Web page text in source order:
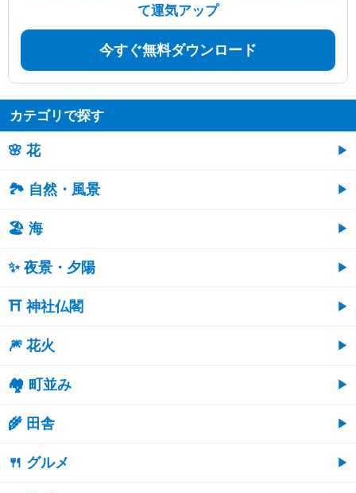
て運気アップ
今すぐ無料ダウンロード
カテゴリで探す
🌸 花
🏞️ 自然・風景
🏖 海
✨ 夜景・夕陽
⛩ 神社仏閣
🎆 花火
🏘 町並み
🌾 田舎
🍴 グルメ